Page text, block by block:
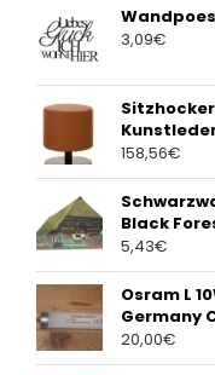
3,09€
158,56€
Black
5,43€
Osram L
Germany
20,00€